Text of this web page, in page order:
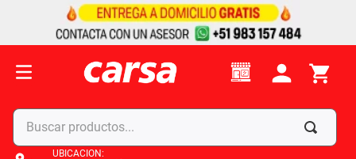
Buscar productos...
UBICACIÓN: